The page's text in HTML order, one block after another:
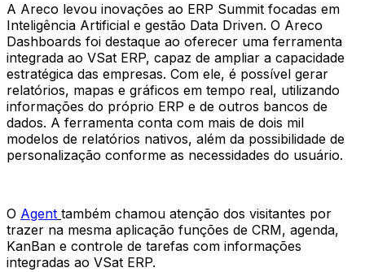
A Areco levou inovações ao ERP Summit focadas em
Inteligência Artificial e gestão Data Driven. O Areco
Dashboards foi destaque ao oferecer uma ferramenta
integrada ao VSat ERP, capaz de ampliar a capacidade
estratégica das empresas. Com ele, é possível gerar
relatórios, mapas e gráficos em tempo real, utilizando
informações do próprio ERP e de outros bancos de
dados. A ferramenta conta com mais de dois mil
modelos de relatórios nativos, além da possibilidade de
personalização conforme as necessidades do usuário.
O Agent também chamou atenção dos visitantes por
trazer na mesma aplicação funções de CRM, agenda,
KanBan e controle de tarefas com informações
integradas ao VSat ERP.